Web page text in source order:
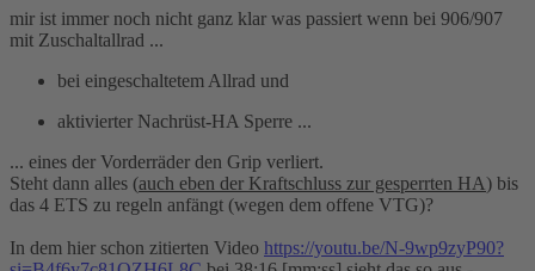
mir ist immer noch nicht ganz klar was passiert wenn bei 906/907
mit Zuschaltallrad ...
bei eingeschaltetem Allrad und
aktivierter Nachrüst-HA Sperre ...
... eines der Vorderräder den Grip verliert.
Steht dann alles (auch eben der Kraftschluss zur gesperrten HA) bis
das 4 ETS zu regeln anfängt (wegen dem offene VTG)?
In dem hier schon zitierten Video https://youtu.be/N-9wp9zyP90?